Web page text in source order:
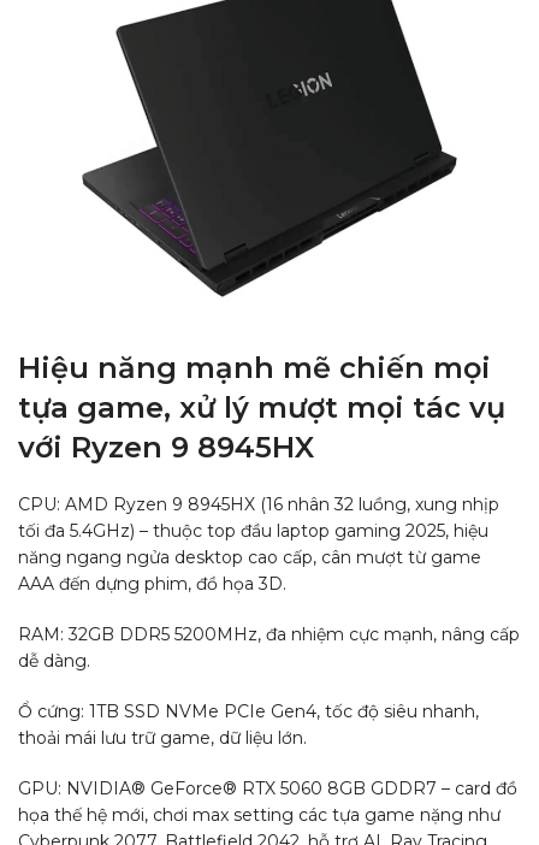
Hiệu năng mạnh mẽ chiến mọi
tựa game, xử lý mượt mọi tác vụ
với Ryzen 9 8945HX
CPU: AMD Ryzen 9 8945HX (16 nhân 32 luồng, xung nhịp
tối đa 5.4GHz) – thuộc top đầu laptop gaming 2025, hiệu
năng ngang ngửa desktop cao cấp, cân mượt từ game
AAA đến dựng phim, đồ họa 3D.
RAM: 32GB DDR5 5200MHz, đa nhiệm cực mạnh, nâng cấp
dễ dàng.
Ổ cứng: 1TB SSD NVMe PCIe Gen4, tốc độ siêu nhanh,
thoải mái lưu trữ game, dữ liệu lớn.
GPU: NVIDIA® GeForce® RTX 5060 8GB GDDR7 – card đồ
họa thế hệ mới, chơi max setting các tựa game nặng như